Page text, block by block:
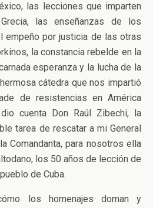
las lecciones que imparten
las enseñanzas de los
empeño por justicia de las otras
la constancia rebelde en la
esperanza y la lucha de la
cátedra que nos impartió
de resistencias en América
cuenta Don Raúl Zibechi, la
tarea de rescatar a mi General
Comandanta, para nosotros ella
los 50 años de lección de
de Cuba.
los homenajes doman y